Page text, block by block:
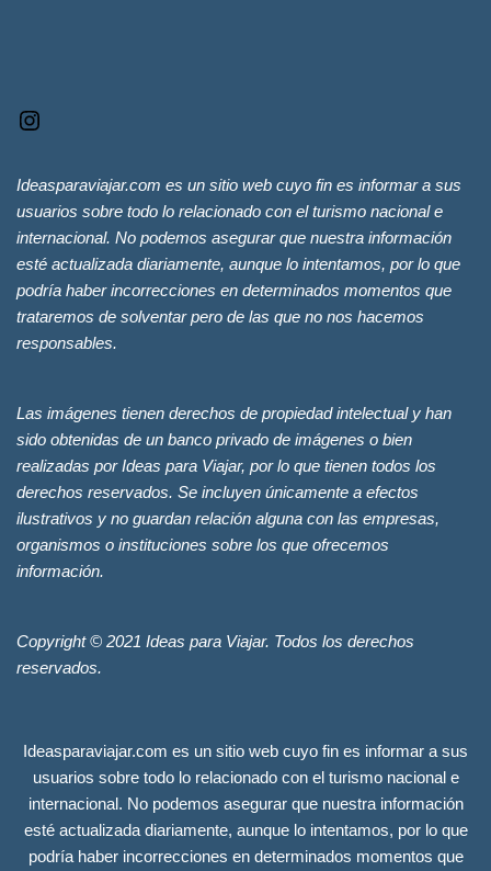
Ideasparaviajar.com es un sitio web cuyo fin es informar a sus
usuarios sobre todo lo relacionado con el turismo nacional e
internacional. No podemos asegurar que nuestra información
esté actualizada diariamente, aunque lo intentamos, por lo que
podría haber incorrecciones en determinados momentos que
trataremos de solventar pero de las que no nos hacemos
responsables.
Las imágenes tienen derechos de propiedad intelectual y han
sido obtenidas de un banco privado de imágenes o bien
realizadas por Ideas para Viajar, por lo que tienen todos los
derechos reservados. Se incluyen únicamente a efectos
ilustrativos y no guardan relación alguna con las empresas,
organismos o instituciones sobre los que ofrecemos
información.
Copyright © 2021 Ideas para Viajar. Todos los derechos
reservados.
Ideasparaviajar.com es un sitio web cuyo fin es informar a sus
usuarios sobre todo lo relacionado con el turismo nacional e
internacional. No podemos asegurar que nuestra información
esté actualizada diariamente, aunque lo intentamos, por lo que
podría haber incorrecciones en determinados momentos que